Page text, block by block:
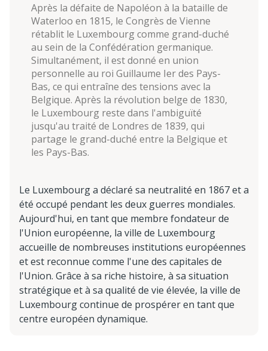
Après la défaite de Napoléon à la bataille de
Waterloo en 1815, le Congrès de Vienne
rétablit le Luxembourg comme grand-duché
au sein de la Confédération germanique.
Simultanément, il est donné en union
personnelle au roi Guillaume Ier des Pays-
Bas, ce qui entraîne des tensions avec la
Belgique. Après la révolution belge de 1830,
le Luxembourg reste dans l'ambiguïté
jusqu'au traité de Londres de 1839, qui
partage le grand-duché entre la Belgique et
les Pays-Bas.
Le Luxembourg a déclaré sa neutralité en 1867 et a
été occupé pendant les deux guerres mondiales.
Aujourd'hui, en tant que membre fondateur de
l'Union européenne, la ville de Luxembourg
accueille de nombreuses institutions européennes
et est reconnue comme l'une des capitales de
l'Union. Grâce à sa riche histoire, à sa situation
stratégique et à sa qualité de vie élevée, la ville de
Luxembourg continue de prospérer en tant que
centre européen dynamique.